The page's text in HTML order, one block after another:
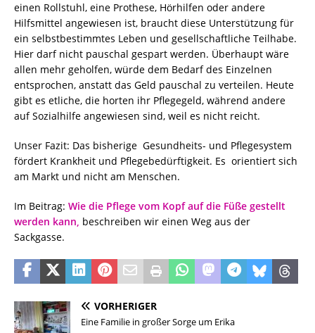
einen Rollstuhl, eine Prothese, Hörhilfen oder andere
Hilfsmittel angewiesen ist, braucht diese Unterstützung für
ein selbstbestimmtes Leben und gesellschaftliche Teilhabe.
Hier darf nicht pauschal gespart werden. Überhaupt wäre
allen mehr geholfen, würde dem Bedarf des Einzelnen
entsprochen, anstatt das Geld pauschal zu verteilen. Heute
gibt es etliche, die horten ihr Pflegegeld, während andere
auf Sozialhilfe angewiesen sind, weil es nicht reicht.
Unser Fazit: Das bisherige Gesundheits- und Pflegesystem
fördert Krankheit und Pflegebedürftigkeit. Es orientiert sich
am Markt und nicht am Menschen.
Im Beitrag: Wie die Pflege vom Kopf auf die Füße gestellt
werden kann, beschreiben wir einen Weg aus der
Sackgasse.
VORHERIGER
Eine Familie in großer Sorge um Erika